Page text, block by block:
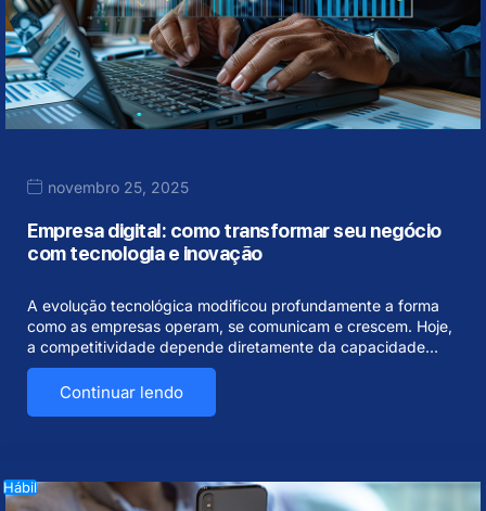
novembro 25, 2025
Empresa digital: como transformar seu negócio
com tecnologia e inovação
A evolução tecnológica modificou profundamente a forma
como as empresas operam, se comunicam e crescem. Hoje,
a competitividade depende diretamente da capacidade…
Continuar lendo
Hábil